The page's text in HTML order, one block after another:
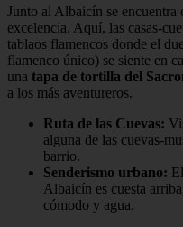
Junto al Albaicín se encuentra
excelencia. Aquí, las casas-
tablaos flamencos donde el
flamenco único) se siente en
una tapa de tortilla del
a los más aventureros.
Ruta de las Cuevas:
alguna de las cuevas-
barrio.
Senderismo urbano:
Albaicín es cuesta
cómodo y agua.